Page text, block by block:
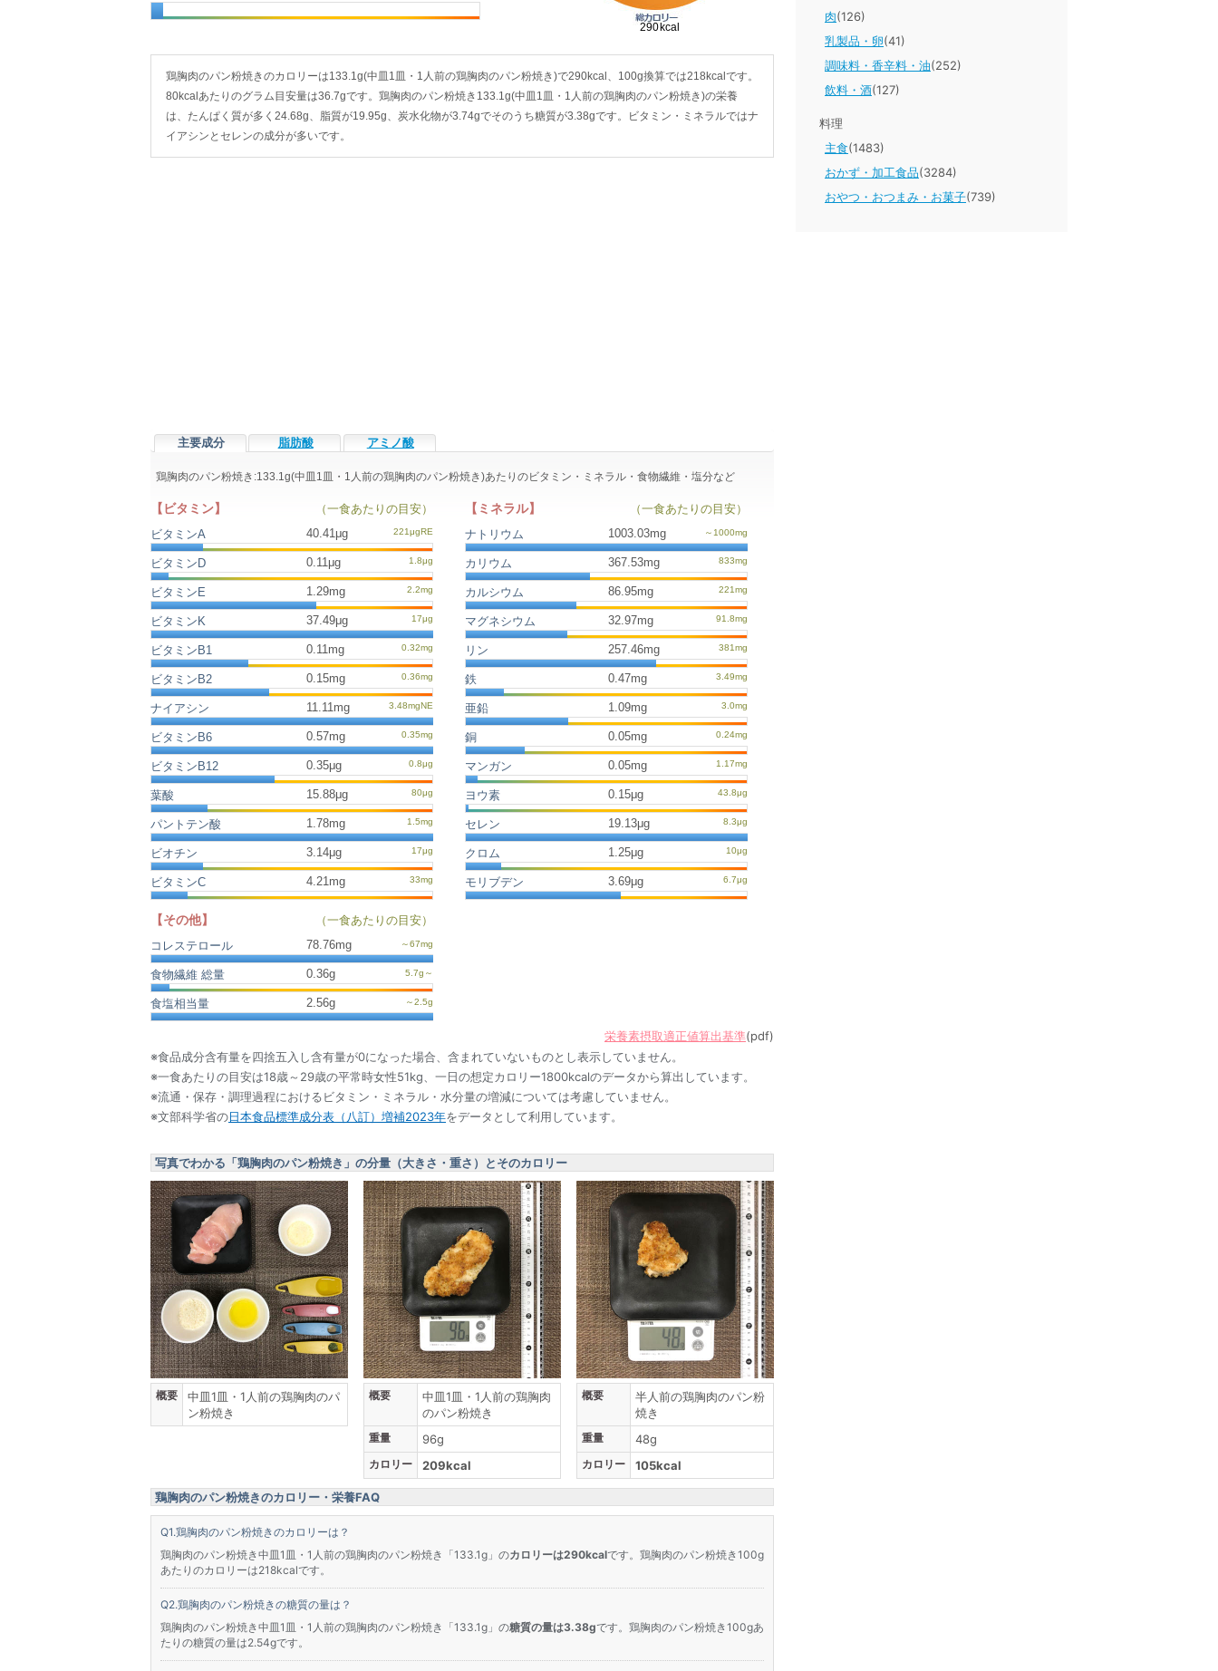
鶏胸肉のパン粉焼きのカロリーは133.1g(中皿1皿・1人前の鶏胸肉のパン粉焼き)で290kcal、100g換算では218kcalです。
80kcalあたりのグラム目安量は36.7gです。鶏胸肉のパン粉焼き133.1g(中皿1皿・1人前の鶏胸肉のパン粉焼き)の栄養
は、たんぱく質が多く24.68g、脂質が19.95g、炭水化物が3.74gでそのうち糖質が3.38gです。ビタミン・ミネラルではナ
イアシンとセレンの成分が多いです。
主要成分 脂肪酸 アミノ酸
鶏胸肉のパン粉焼き:133.1g(中皿1皿・1人前の鶏胸肉のパン粉焼き)あたりのビタミン・ミネラル・食物繊維・塩分など
【ビタミン】
（一食あたりの目安）
ビタミンA
40.41μg
ビタミンD 0.11μg
ビタミンE 1.29mg
ビタミンK 37.49μg
ビタミンB1 0.11mg
ビタミンB2 0.15mg
ナイアシン 11.11mg
ビタミンB6 0.57mg
ビタミンB12 0.35μg
葉酸 15.88μg
パントテン酸 1.78mg
ビオチン 3.14μg
ビタミンC 4.21mg
【ミネラル】
（一食あたりの目安）
ナトリウム
1003.03mg
カリウム 367.53mg
カルシウム 86.95mg
マグネシウム 32.97mg
リン 257.46mg
鉄 0.47mg
亜鉛 1.09mg
銅 0.05mg
マンガン 0.05mg
ヨウ素 0.15μg
セレン 19.13μg
クロム 1.25μg
モリブデン 3.69μg
【その他】
（一食あたりの目安）
コレステロール
78.76mg
食物繊維 総量 0.36g
食塩相当量 2.56g
栄養素摂取適正値算出基準(pdf)
※食品成分含有量を四捨五入し含有量が0になった場合、含まれていないものとし表示していません。
※一食あたりの目安は18歳～29歳の平常時女性51kg、一日の想定カロリー1800kcalのデータから算出しています。
※流通・保存・調理過程におけるビタミン・ミネラル・水分量の増減については考慮していません。
※文部科学省の日本食品標準成分表（八訂）増補2023年をデータとして利用しています。
写真でわかる「鶏胸肉のパン粉焼き」の分量（大きさ・重さ）とそのカロリー
概要
中皿1皿・1人前の鶏胸肉のパ
ン粉焼き
概要
中皿1皿・1人前の鶏胸肉
のパン粉焼き
重量 96g
カロリー 209kcal
概要
半人前の鶏胸肉のパン粉
焼き
重量 48g
カロリー 105kcal
鶏胸肉のパン粉焼きのカロリー・栄養FAQ
鶏胸肉のパン粉焼きのカロリーは？
鶏胸肉のパン粉焼き中皿1皿・1人前の鶏胸肉のパン粉焼き「133.1g」のカロリーは290kcalです。鶏胸肉のパン粉焼き100g
あたりのカロリーは218kcalです。
鶏胸肉のパン粉焼きの糖質の量は？
鶏胸肉のパン粉焼き中皿1皿・1人前の鶏胸肉のパン粉焼き「133.1g」の糖質の量は3.38gです。鶏胸肉のパン粉焼き100gあ
たりの糖質の量は2.54gです。
肉(126)
乳製品・卵(41)
調味料・香辛料・油(252)
飲料・酒(127)
料理
主食(1483)
おかず・加工食品(3284)
おやつ・おつまみ・お菓子(739)